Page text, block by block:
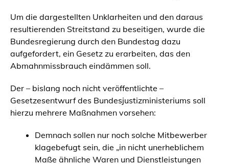
Um die dargestellten Unklarheiten und den daraus
resultierenden Streitstand zu beseitigen, wurde die
Bundesregierung durch den Bundestag dazu
aufgefordert, ein Gesetz zu erarbeiten, das den
Abmahnmissbrauch eindämmen soll.
Der – bislang noch nicht veröffentlichte –
Gesetzesentwurf des Bundesjustizministeriums soll
hierzu mehrere Maßnahmen vorsehen:
Demnach sollen nur noch solche Mitbewerber
klagebefugt sein, die „in nicht unerheblichem
Maße ähnliche Waren und Dienstleistungen